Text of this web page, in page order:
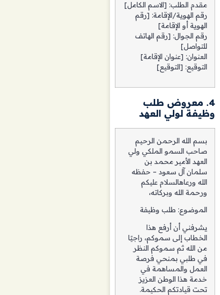
مقدم الطلب: [الاسم الكامل]
رقم الهوية/الإقامة: [رقم
الهوية أو الإقامة]
رقم الجوال: [رقم الهاتف
للتواصل]
العنوان: [عنوان الإقامة]
التوقيع: [التوقيع]
4. معروض طلب
وظيفة لولي العهد
بسم الله الرحمن الرحيم
صاحب السمو الملكي ولي
العهد الأمير محمد بن
سلمان آل سعود – حفظه
الله ورعاهالسلام عليكم
ورحمة الله وبركاته،
الموضوع: طلب وظيفة
يشرفني أن أرفع هذا
الخطاب إلى سموكم، راجيًا
من الله ثم سموكم النظر
في طلبي بمنحي فرصة
العمل والمساهمة في
خدمة هذا الوطن العزيز
تحت قيادتكم الحكيمة.